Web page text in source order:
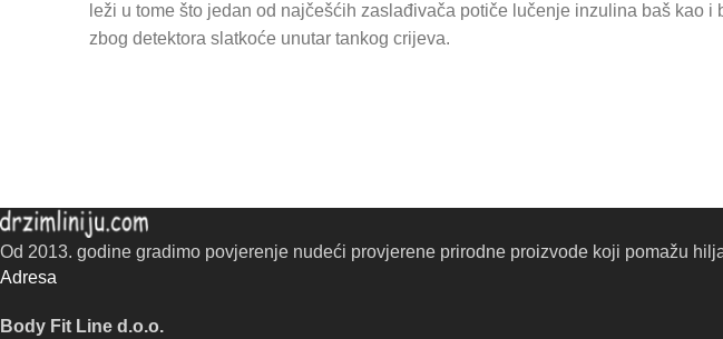
leži u tome što jedan od najčešćih zaslađivača potiče lučenje inzulina baš kao i
zbog detektora slatkoće unutar tankog crijeva.
Od 2013. godine gradimo povjerenje nudeći provjerene prirodne proizvode koji pomažu
Adresa
Body Fit Line d.o.o.